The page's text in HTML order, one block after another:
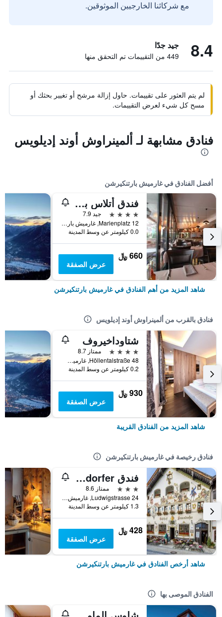
مع شركائنا الخارجيين الموثوقين.
8.4 جيد جدًا
449 من التقييمات تم التحقق منها
لم يتم العثور على تقييمات. حاول إزالة مرشح أو تغيير بحثك أو
مسح كل شيء لعرض التقييمات.
فنادق مشابهة لـ ألمينراوش أوند إديلويس
أفضل الفنادق في غارميش بارتنكيرشن
فندق أتلاس بوست
4 نجوم
جيد 7.9
Marienplatz 12, غارميش بارتنكيرشن, بافاريا, ألمانيا
0.0 كيلومتر عن وسط المدينة
660 ﷼
عرض الصفقة
شاهد المزيد من أهم الفنادق في غارميش بارتنكيرشن
فنادق بالقرب من ألمينراوش أوند إديلويس
شتاوداخيروف
4 نجوم
ممتاز 8.7
Höllentalstraße 48, غارميش بارتنكيرشن, بافاريا, ألمانيا
0.2 كيلومتر عن وسط المدينة
930 ﷼
عرض الصفقة
شاهد المزيد من الفنادق القريبة
فنادق رخيصة في غارميش بارتنكيرشن
فندق Gasthof Fraundorfer
3 نجوم
ممتاز 8.6
Ludwigstrasse 24, غارميش بارتنكيرشن, بافاريا, ألمانيا
1.3 كيلومتر عن وسط المدينة
428 ﷼
عرض الصفقة
شاهد أرخص الفنادق في غارميش بارتنكيرشن
الفنادق الموصى بها